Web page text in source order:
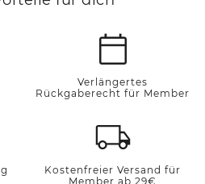
Verlängertes
Rückgaberecht für Member
Kostenfreier Versand für
Member ab 29€